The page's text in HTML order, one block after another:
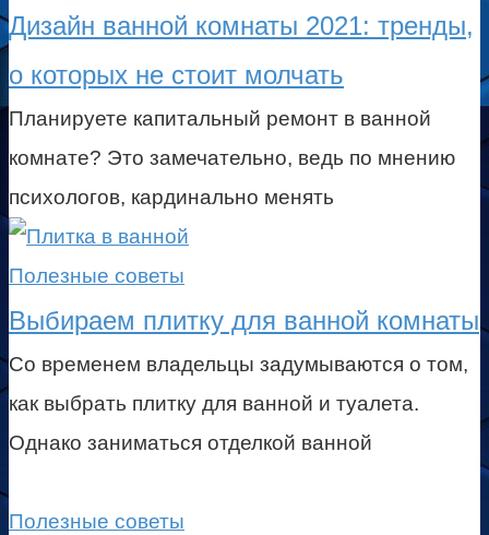
Дизайн ванной комнаты 2021: тренды,
о которых не стоит молчать
Планируете капитальный ремонт в ванной
комнате? Это замечательно, ведь по мнению
психологов, кардинально менять
Полезные советы
Выбираем плитку для ванной комнаты
Со временем владельцы задумываются о том,
как выбрать плитку для ванной и туалета.
Однако заниматься отделкой ванной
Полезные советы